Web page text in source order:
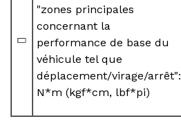
"zones principales
concernant la
performance de base du
véhicule tel que
déplacement/virage/arrêt":
N*m (kgf*cm, lbf*pi)